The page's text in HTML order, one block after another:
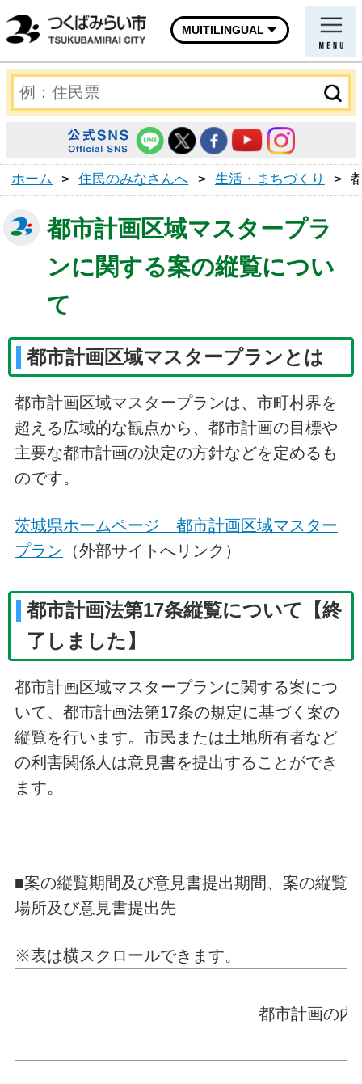
MUITILINGUAL
ホーム > 住民のみなさんへ > 生活・まちづくり >
都市計画区域マスタープラ
ンに関する案の縦覧につい
て
都市計画区域マスタープランとは
都市計画区域マスタープランは、市町村界を
超える広域的な観点から、都市計画の目標や
主要な都市計画の決定の方針などを定めるも
のです。
茨城県ホームページ 都市計画区域マスター
プラン （外部サイトへリンク）
都市計画法第17条縦覧について【終
了しました】
都市計画区域マスタープランに関する案につ
いて、都市計画法第17条の規定に基づく案の
縦覧を行います。市民または土地所有者など
の利害関係人は意見書を提出することができ
ます。
■案の縦覧期間及び意見書提出期間、案の縦覧
場所及び意見書提出先
※表は横スクロールできます。
都市計画の内